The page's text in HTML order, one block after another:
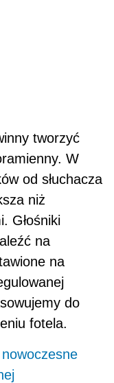
tworzyć
W
od słuchacza
niż
Głośniki
na
na
do
fotela.